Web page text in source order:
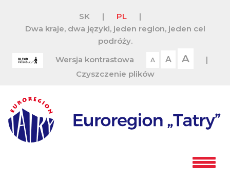
SK | PL
|
Dwa kraje, dwa języki, jeden region, jeden cel
podróży.
Wersja kontrastowa
A A A
|
Czyszczenie plików